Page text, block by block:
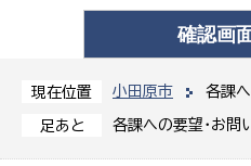
現在位置 小田原市 各課
足あと 各課への要望・お問